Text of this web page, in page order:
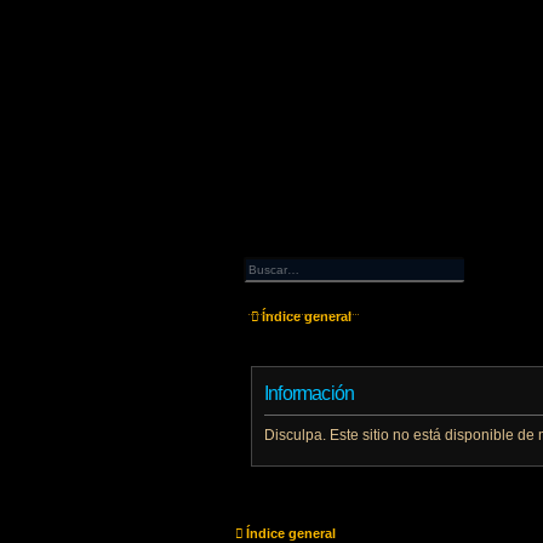
Índice general
Información
Disculpa. Este sitio no está disponible de
Índice general